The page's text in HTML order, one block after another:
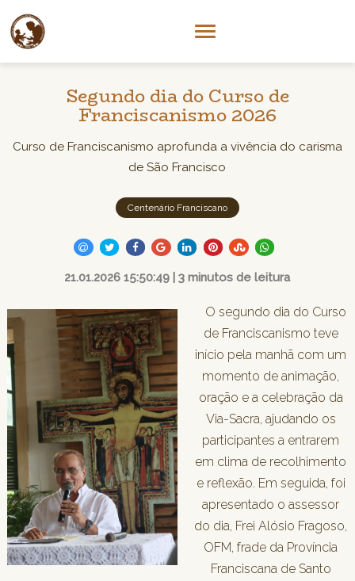
Segundo dia do Curso de
Franciscanismo 2026
Curso de Franciscanismo aprofunda a vivência do carisma
de São Francisco
Centenário Franciscano
21.01.2026 15:50:49 | 3 minutos de leitura
O segundo dia do Curso
de Franciscanismo teve
início pela manhã com um
momento de animação,
oração e a celebração da
Via-Sacra, ajudando os
participantes a entrarem
em clima de recolhimento
e reflexão. Em seguida, foi
apresentado o assessor
do dia, Frei Alósio Fragoso,
OFM, frade da Província
Franciscana de Santo